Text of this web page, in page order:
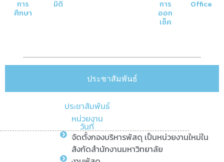
การ
ศึกษา
มิติ การ
ออก
เช็ค
Office
ประชาสัมพันธ์
ประชาสัมพันธ์
หน่วยงาน
วันที่
จัดตั้งกองบริหารพัสดุ เป็นหน่วยงานใหม่ใน
สังกัดสำนักงานมหาวิทยาลัย